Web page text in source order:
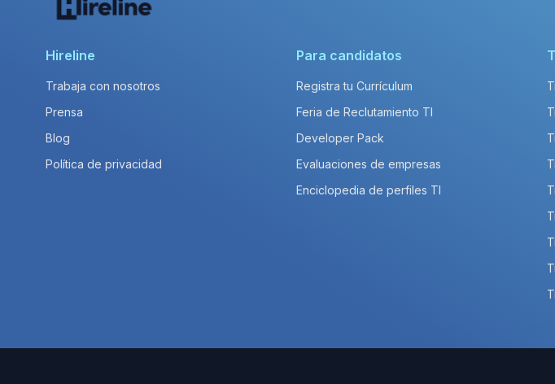
Hireline
Trabaja con nosotros
Prensa
Blog
Política de privacidad
Para candidatos
Registra tu Currículum
Feria de Reclutamiento TI
Developer Pack
Evaluaciones de empresas
Enciclopedia de perfiles TI